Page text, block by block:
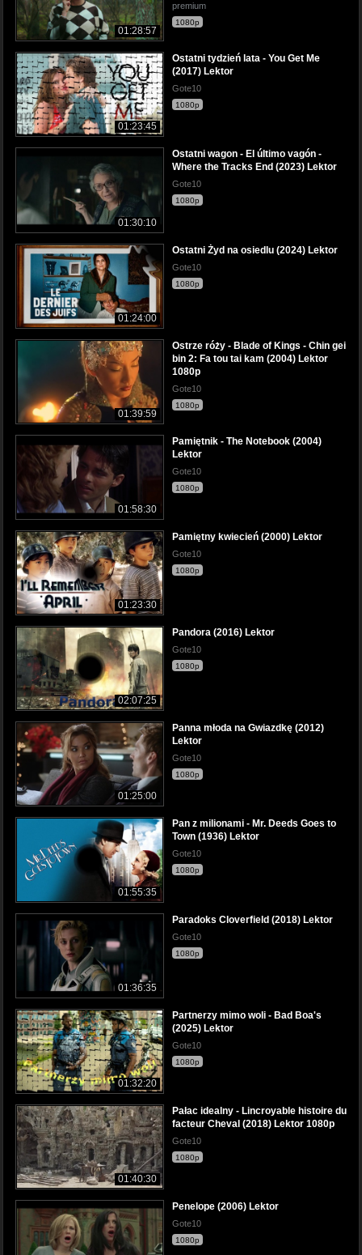
01:28:57
premium
1080p
01:23:45
Ostatni tydzień lata - You Get Me
(2017) Lektor
Gote10
1080p
01:30:10
Ostatni wagon - El último vagón -
Where the Tracks End (2023) Lektor
Gote10
1080p
01:24:00
Ostatni Żyd na osiedlu (2024) Lektor
Gote10
1080p
01:39:59
Ostrze róży - Blade of Kings - Chin gei
bin 2: Fa tou tai kam (2004) Lektor
1080p
Gote10
1080p
01:58:30
Pamiętnik - The Notebook (2004)
Lektor
Gote10
1080p
01:23:30
Pamiętny kwiecień (2000) Lektor
Gote10
1080p
02:07:25
Pandora (2016) Lektor
Gote10
1080p
01:25:00
Panna młoda na Gwiazdkę (2012)
Lektor
Gote10
1080p
01:55:35
Pan z milionami - Mr. Deeds Goes to
Town (1936) Lektor
Gote10
1080p
01:36:35
Paradoks Cloverfield (2018) Lektor
Gote10
1080p
01:32:20
Partnerzy mimo woli - Bad Boa's
(2025) Lektor
Gote10
1080p
01:40:30
Pałac idealny - Lincroyable histoire du
facteur Cheval (2018) Lektor 1080p
Gote10
1080p
Penelope (2006) Lektor
Gote10
1080p